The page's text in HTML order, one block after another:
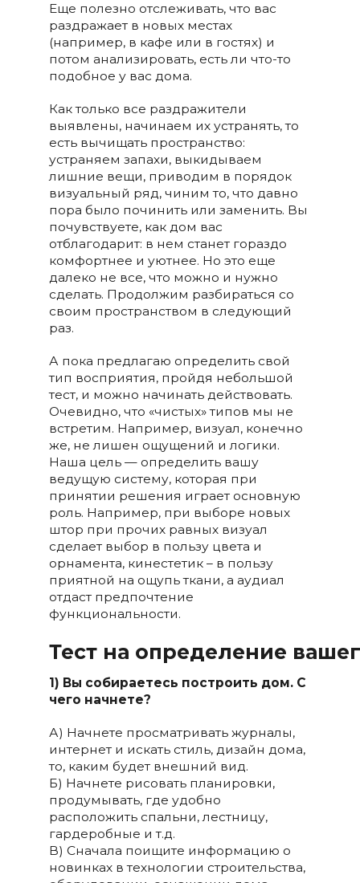
Еще полезно отслеживать, что вас
раздражает в новых местах
(например, в кафе или в гостях) и
потом анализировать, есть ли что-то
подобное у вас дома.
Как только все раздражители
выявлены, начинаем их устранять, то
есть вычищать пространство:
устраняем запахи, выкидываем
лишние вещи, приводим в порядок
визуальный ряд, чиним то, что давно
пора было починить или заменить. Вы
почувствуете, как дом вас
отблагодарит: в нем станет гораздо
комфортнее и уютнее. Но это еще
далеко не все, что можно и нужно
сделать. Продолжим разбираться со
своим пространством в следующий
раз.
А пока предлагаю определить свой
тип восприятия, пройдя небольшой
тест, и можно начинать действовать.
Очевидно, что «чистых» типов мы не
встретим. Например, визуал, конечно
же, не лишен ощущений и логики.
Наша цель — определить вашу
ведущую систему, которая при
принятии решения играет основную
роль. Например, при выборе новых
штор при прочих равных визуал
сделает выбор в пользу цвета и
орнамента, кинестетик – в пользу
приятной на ощупь ткани, а аудиал
отдаст предпочтение
функциональности.
Тест на определение
1) Вы собираетесь построить дом. С
чего начнете?
А) Начнете просматривать журналы,
интернет и искать стиль, дизайн дома,
то, каким будет внешний вид.
Б) Начнете рисовать планировки,
продумывать, где удобно
расположить спальни, лестницу,
гардеробные и т.д.
В) Сначала поищите информацию о
новинках в технологии строительства,